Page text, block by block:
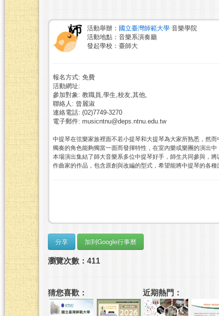
活動舉辦： 國立臺灣師範大學 音樂學院
活動地點：音樂系演奏廳
發起學校：臺師大
報名方式: 免費
活動網址:
參加對象: 教職員,學生,校友,其他,
聯絡人: 曾麗淑
連絡電話: (02)7749-3270
電子郵件: musicntnu@deps.ntnu.edu.tw
中提琴在弦樂家族裡面不若小提琴和大提琴為大家所熟悉，然
獨奏的角色能夠獨當一面而發揮特性，在室內樂或樂團的演出
本場演出集結了師大音樂系多位中提琴好手，師生共同參與，
作曲家的作品，包含原創與改編的型式，希望能將中提琴的各
瀏覽次數：411
猜您喜歡： 近期熱門：